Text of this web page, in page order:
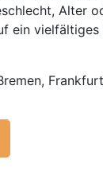
Alter
ein